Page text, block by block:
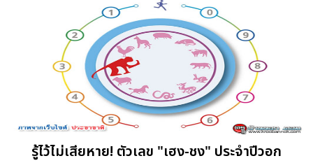
รู้ไว้ไม่เสียหาย! ตัวเลข "เฮง-ชง" ประจำปีวอก